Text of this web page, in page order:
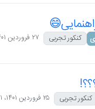
کنکور تجربی ۲۷ فروردین ۱۴۰۱،‏ ۱۹:۱۴
کنکور تجربی ۲۵ فروردین ۱۴۰۱،‏ ۱۵:۰۱